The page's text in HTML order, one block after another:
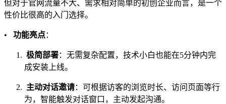
但对于官网流量不大、需求相对简单的初创企业而言，是一个
性价比很高的入门选择。
• 功能亮点：
极简部署：无需复杂配置，技术小白也能在5分钟内完
成安装上线。
主动对话邀请：可根据访客的浏览时长、访问页面等行
为，智能触发对话窗口，主动发起沟通。